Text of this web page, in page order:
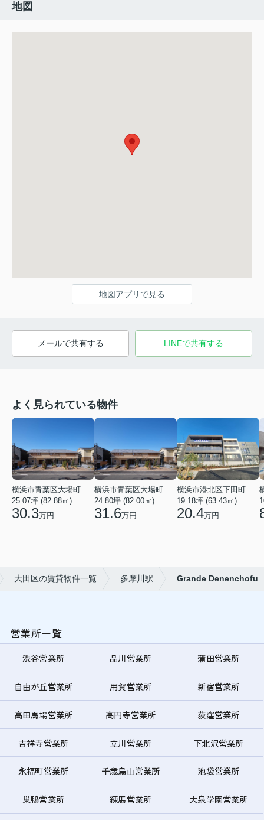
地図
地図アプリで見る
メールで共有する LINEで共有する
よく見られている物件
横浜市青葉区大場町
25.07坪 (82.88㎡)
30.3万円
横浜市青葉区大場町
24.80坪 (82.00㎡)
31.6万円
19.18坪 (63.43㎡)
20.4万円
大田区の賃貸物件一覧 多摩川駅 Grande Denenchofu
営業所一覧
渋谷営業所 品川営業所 蒲田営業所
自由が丘営業所 用賀営業所 新宿営業所
高田馬場営業所 高円寺営業所 荻窪営業所
吉祥寺営業所 立川営業所 下北沢営業所
永福町営業所 千歳烏山営業所 池袋営業所
巣鴨営業所 練馬営業所 大泉学園営業所